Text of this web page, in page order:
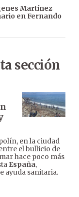
Martínez
en Fernando
sección
en la ciudad
el bullicio de
hace poco más
España,
ayuda sanitaria.